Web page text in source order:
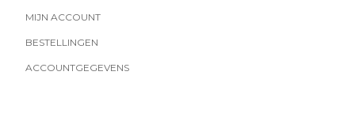
MIJN ACCOUNT
BESTELLINGEN
ACCOUNTGEGEVENS